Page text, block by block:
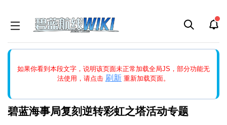
如果你看到本段文字，说明该页面未正常加载全局JS，部分功能无
法使用，请点击 刷新 重新加载页面。
能中的刷新按钮清除页面缓存并刷新，如果还有问题，请多尝试几
碧蓝海事局复刻逆转彩虹之塔活动专题